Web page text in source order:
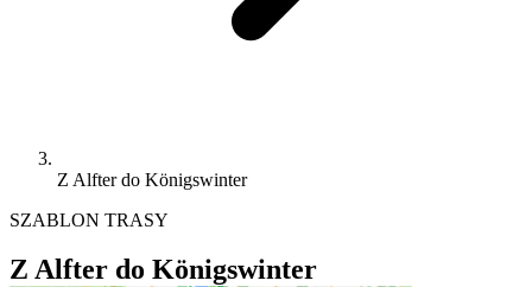
Z Alfter do Königswinter
SZABLON TRASY
Z Alfter do Königswinter